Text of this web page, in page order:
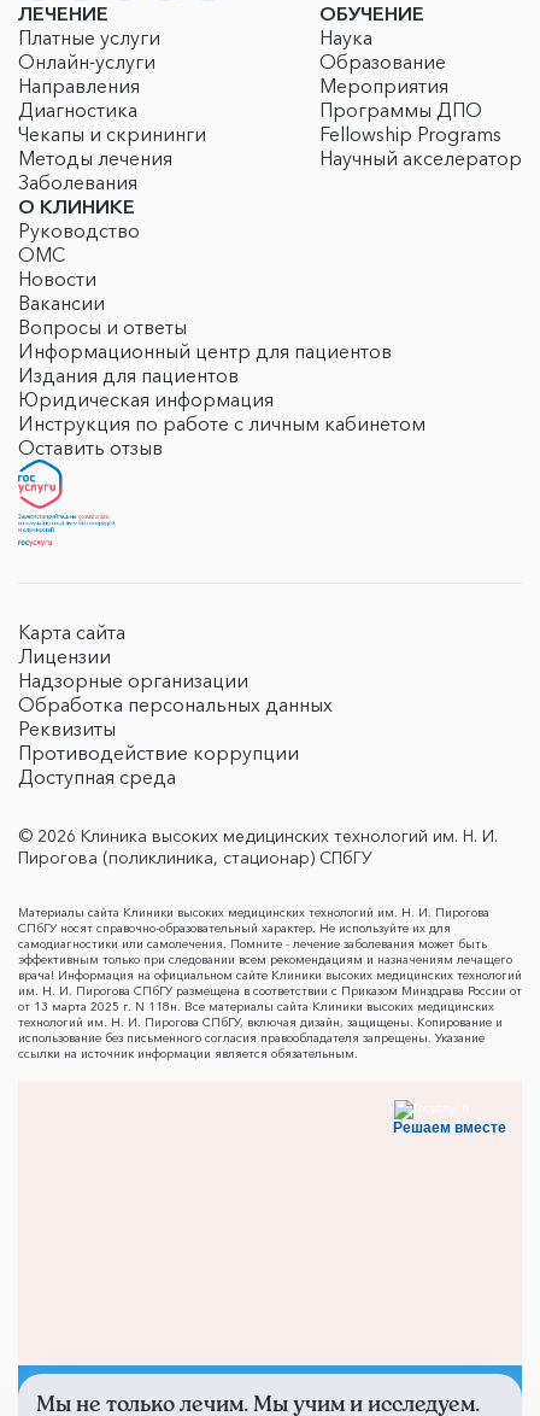
ЛЕЧЕНИЕ
Платные услуги
Онлайн-услуги
Направления
Диагностика
Чекапы и скрининги
Методы лечения
Заболевания
ОБУЧЕНИЕ
Наука
Образование
Мероприятия
Программы ДПО
Fellowship Programs
Научный акселератор
О КЛИНИКЕ
Руководство
ОМС
Новости
Вакансии
Вопросы и ответы
Информационный центр для пациентов
Издания для пациентов
Юридическая информация
Инструкция по работе с личным кабинетом
Оставить отзыв
Карта сайта
Лицензии
Надзорные организации
Обработка персональных данных
Реквизиты
Противодействие коррупции
Доступная среда
© 2026 Клиника высоких медицинских технологий им. Н. И.
Пирогова (поликлиника, стационар) СПбГУ
Материалы сайта Клиники высоких медицинских технологий им. Н. И. Пирогова
СПбГУ носят справочно-образовательный характер. Не используйте их для
самодиагностики или самолечения. Помните - лечение заболевания может быть
эффективным только при следовании всем рекомендациям и назначениям лечащего
врача! Информация на официальном сайте Клиники высоких медицинских технологий
им. Н. И. Пирогова СПбГУ размещена в соответствии с Приказом Минздрава России от
от 13 марта 2025 г. N 118н. Все материалы сайта Клиники высоких медицинских
технологий им. Н. И. Пирогова СПбГУ, включая дизайн, защищены. Копирование и
использование без письменного согласия правообладателя запрещены. Указание
ссылки на источник информации является обязательным.
Решаем вместе
Мы не только лечим. Мы учим и исследуем.